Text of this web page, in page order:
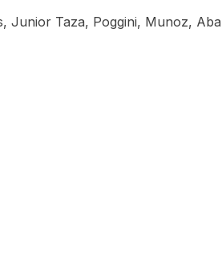
Junior Taza, Poggini, Munoz,